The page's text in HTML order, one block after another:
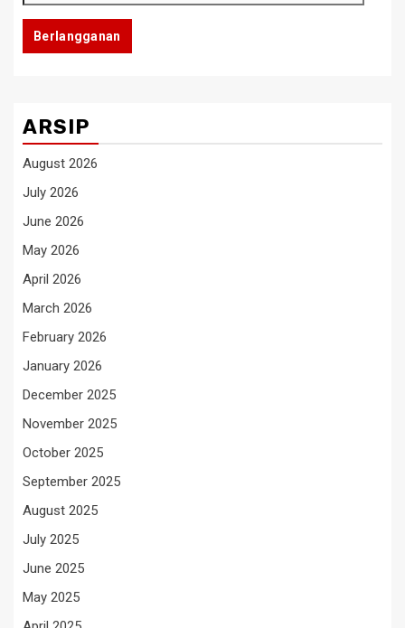
Email
Berlangganan
ARSIP
August 2026
July 2026
June 2026
May 2026
April 2026
March 2026
February 2026
January 2026
December 2025
November 2025
October 2025
September 2025
August 2025
July 2025
June 2025
May 2025